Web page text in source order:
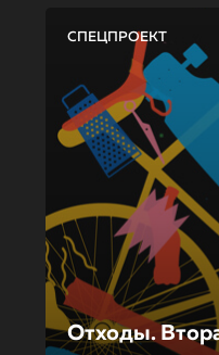
СПЕЦПРОЕКТ
Отходы.